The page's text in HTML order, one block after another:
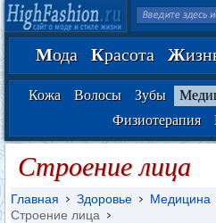
Мода Красота Ж
Кожа Волосы Зубы
Физиотерапия
Строение лица
Главная Здоровье Медицина
Строение лица